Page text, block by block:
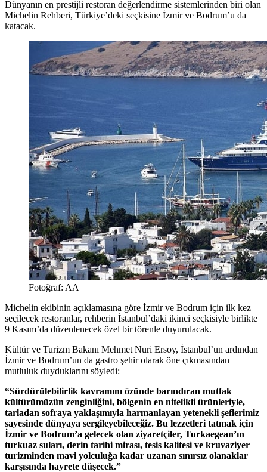
Dünyanın en prestijli restoran değerlendirme sistemlerinden biri olan
Michelin Rehberi, Türkiye’deki seçkisine İzmir ve Bodrum’u da
katacak.
Fotoğraf: AA
Michelin ekibinin açıklamasına göre İzmir ve Bodrum için ilk kez
seçilecek restoranlar, rehberin İstanbul’daki ikinci seçkisiyle birlikte
9 Kasım’da düzenlenecek özel bir törenle duyurulacak.
Kültür ve Turizm Bakanı Mehmet Nuri Ersoy, İstanbul’un ardından
İzmir ve Bodrum’un da gastro şehir olarak öne çıkmasından
mutluluk duyduklarını söyledi:
“Sürdürülebilirlik kavramını özünde barındıran mutfak
kültürümüzün zenginliğini, bölgenin en nitelikli ürünleriyle,
tarladan sofraya yaklaşımıyla harmanlayan yetenekli şeflerimiz
sayesinde dünyaya sergileyebileceğiz. Bu lezzetleri tatmak için
İzmir ve Bodrum’a gelecek olan ziyaretçiler, Turkaegean’ın
turkuaz suları, derin tarihi mirası, tesis kalitesi ve kruvaziyer
turizminden mavi yolculuğa kadar uzanan sınırsız olanaklar
karşısında hayrete düşecek.”